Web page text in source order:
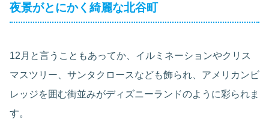
夜景がとにかく綺麗な北谷町
12月と言うこともあってか、イルミネーションやクリス
マスツリー、サンタクロースなども飾られ、アメリカンビ
レッジを囲む街並みがディズニーランドのように彩られま
す。